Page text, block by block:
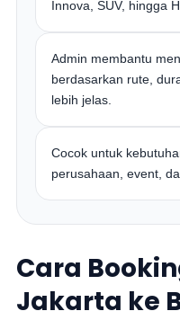
Innova, SUV, hingga
Admin membantu
berdasarkan rute,
lebih jelas.
Cocok untuk
perusahaan, event,
Cara
Jakarta ke